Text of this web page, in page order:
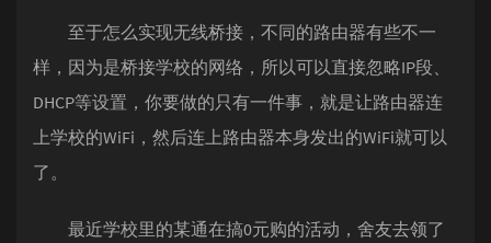
至于怎么实现无线桥接，不同的路由器有些不一
样，因为是桥接学校的网络，所以可以直接忽略IP段、
DHCP等设置，你要做的只有一件事，就是让路由器连
上学校的WiFi，然后连上路由器本身发出的WiFi就可以
了。
最近学校里的某通在搞0元购的活动，舍友去领了